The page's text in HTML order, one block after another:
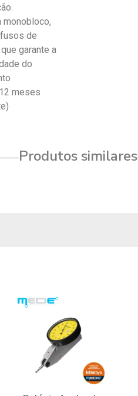
monobloco,
de
garante a
do
meses
Produtos similares